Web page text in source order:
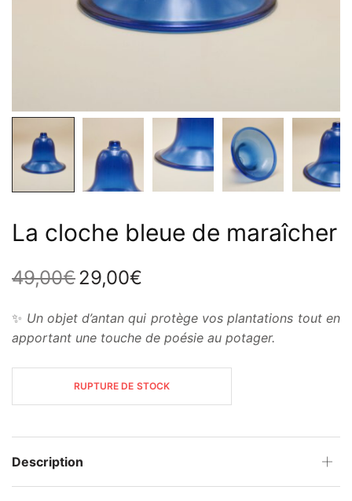
La cloche bleue de maraîcher
49,00€ Le prix
était :
29,00€
est :
29,00€.
✨ Un objet d’antan qui protège vos plantations tout en
apportant une touche de poésie au potager.
RUPTURE DE STOCK
Description